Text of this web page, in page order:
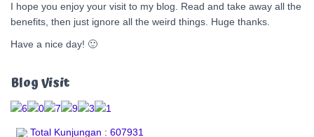
I hope you enjoy your visit to my blog. Read and take away all the
benefits, then just ignore all the weird things. Huge thanks.
Have a nice day! 🙂
Blog Visit
Total Kunjungan : 607931